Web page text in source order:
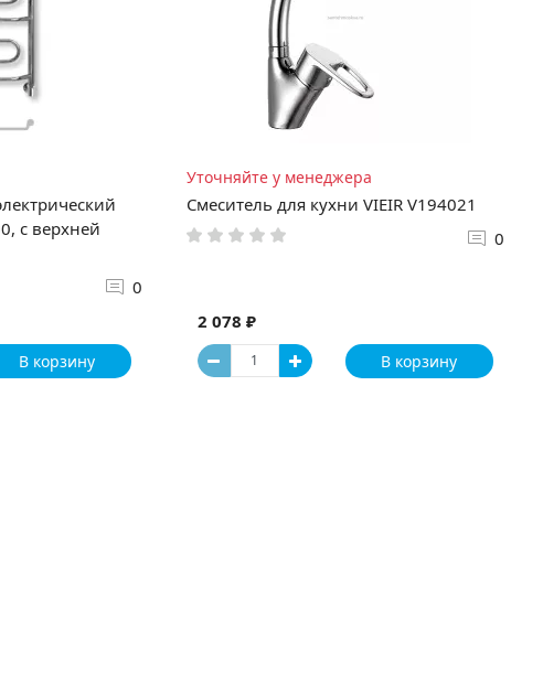
с верхней
0
В корзину
Уточняйте у менеджера
Смеситель для кухни VIEIR V194021
0
2 078 ₽
В корзину